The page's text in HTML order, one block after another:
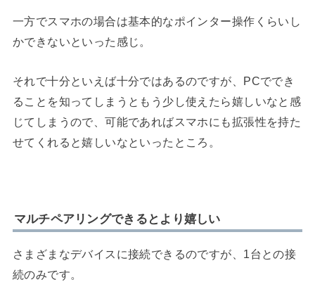
一方でスマホの場合は基本的なポインター操作くらいし
かできないといった感じ。
それで十分といえば十分ではあるのですが、PCででき
ることを知ってしまうともう少し使えたら嬉しいなと感
じてしまうので、可能であればスマホにも拡張性を持た
せてくれると嬉しいなといったところ。
マルチペアリングできるとより嬉しい
さまざまなデバイスに接続できるのですが、1台との接
続のみです。